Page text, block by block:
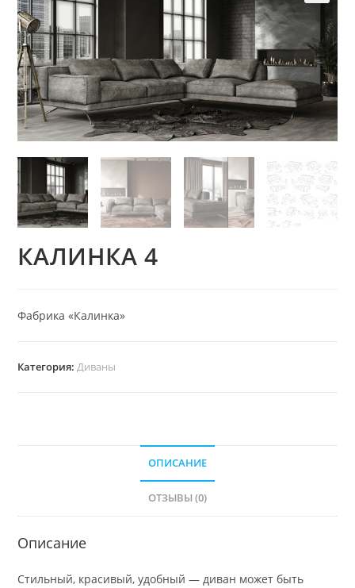
КАЛИНКА 4
Фабрика «Калинка»
Категория:Диваны
ОПИСАНИЕ
ОТЗЫВЫ (0)
Описание
Стильный, красивый, удобный — диван может быть